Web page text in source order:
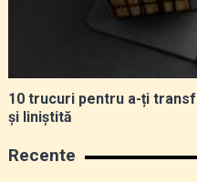
10 trucuri pentru a-ți
și liniștită
Recente